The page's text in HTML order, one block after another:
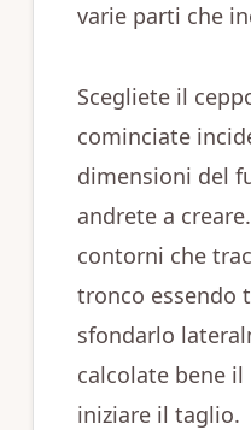
varie parti che
Scegliete il
cominciate
dimensioni del
andrete a
contorni che
tronco essendo
sfondarlo
calcolate bene
iniziare il taglio.